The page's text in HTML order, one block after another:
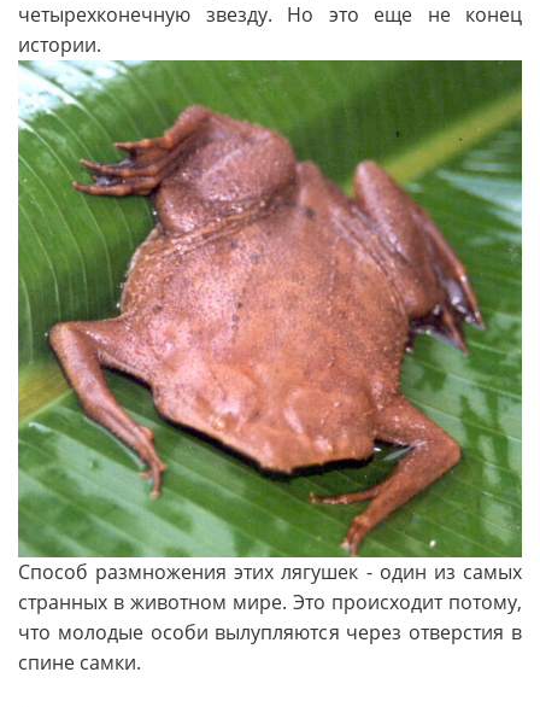
четырехконечную звезду. Но это еще не конец
истории.
Способ размножения этих лягушек - один из самых
странных в животном мире. Это происходит потому,
что молодые особи вылупляются через отверстия в
спине самки.